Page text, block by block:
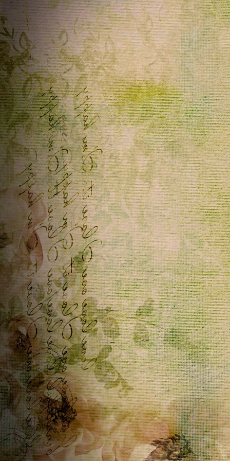
ૡScritto inHome
DanyGraphic~06/04/2026 20:14:40
Ciao Penny , grazie per il tuo consiglio, sei sempre un punto
di riferimento . Un abbraccione a te . Ti auguro una buona
serata
ૡScritto inHome
DanyGraphic~06/04/2026 13:51:58
Ciao Penny e buona Pasquetta , oggi casualmente ho dato
occhiata alle pagine con testo scorrevole che volevo
sistemare e magicamente funziona tutto come prima ,
compreso le stelline che scendono sulle immagini .....è un
caso che tu sappia ....? io non trovo nulla a riguardo, ma
credo rimetterò le pagine online . Buonissima giornata
ૡScritto inHome
ૡPenelope♥ ~04/04/2026 17:38:15
Grazie infinite Bibi e Krault un abbraccio forte forte Buona
Pasqua a voi e a tutti gli amici del telaio
ૡScritto inHome
Krautl~04/04/2026 09:53:12
Frohe Ostern
ૡScritto inCommenti telaio...